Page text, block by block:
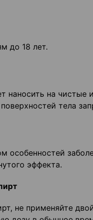
до 18 лет.
наносить на чистые и
тела
особенностей
эффекта.
не применяйте